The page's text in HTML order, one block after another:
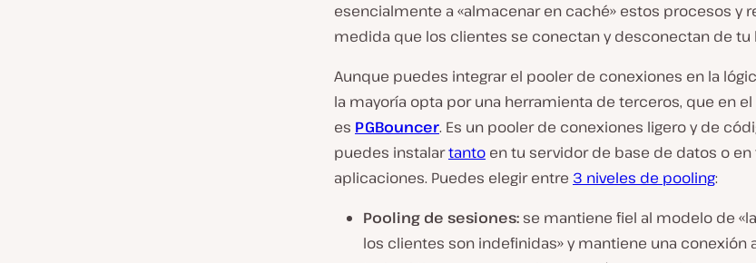
esencialmente a «almacenar en caché» estos procesos y
medida que los clientes se conectan y desconectan de tu
Aunque puedes integrar el pooler de conexiones en la
la mayoría opta por una herramienta de terceros, que en
es PGBouncer. Es un pooler de conexiones ligero y de
puedes instalartanto en tu servidor de base de datos o
aplicaciones. Puedes elegir entre 3 niveles de pooling:
Pooling de sesiones: se mantiene fiel al modelo de
los clientes son indefinidas» y mantiene una conexión